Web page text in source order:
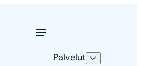
Palvelut